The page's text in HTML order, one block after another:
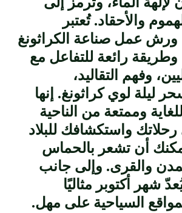
والأحقاد. تُعتبر
عمل صناعة الكراثونغ
رائعة للتفاعل مع
وفهم التقاليد،
ليلة لوي كراثونغ. إنها
وممتعة من الناحية
رحلاتك واستكشافك للبلاد
أن تشعر بالحماس
والقرى. وإلى جانب
شهر أكتوبر مثاليًا
السياحية على مهل.